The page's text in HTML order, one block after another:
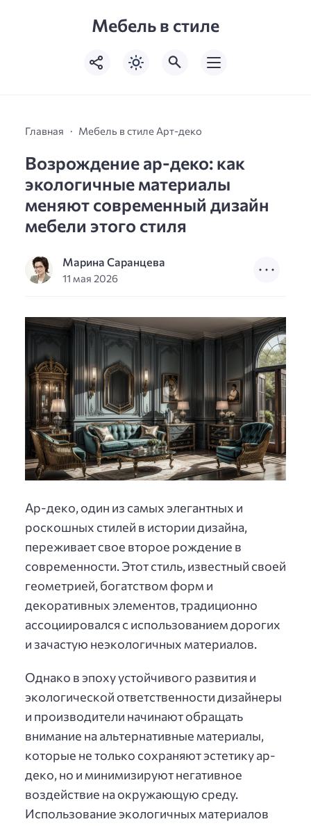
Мебель в стиле
Главная Мебель в стиле Арт-деко
Возрождение ар-деко: как
экологичные материалы
меняют современный дизайн
мебели этого стиля
Марина Саранцева
11 мая 2026
Ар-деко, один из самых элегантных и
роскошных стилей в истории дизайна,
переживает свое второе рождение в
современности. Этот стиль, известный своей
геометрией, богатством форм и
декоративных элементов, традиционно
ассоциировался с использованием дорогих
и зачастую неэкологичных материалов.
Однако в эпоху устойчивого развития и
экологической ответственности дизайнеры
и производители начинают обращать
внимание на альтернативные материалы,
которые не только сохраняют эстетику ар-
деко, но и минимизируют негативное
воздействие на окружающую среду.
Использование экологичных материалов